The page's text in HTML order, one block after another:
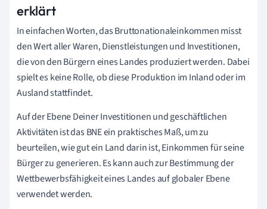
erklärt
In einfachen Worten, das Bruttonationaleinkommen misst
den Wert aller Waren, Dienstleistungen und Investitionen,
die von den Bürgern eines Landes produziert werden. Dabei
spielt es keine Rolle, ob diese Produktion im Inland oder im
Ausland stattfindet.
Auf der Ebene Deiner Investitionen und geschäftlichen
Aktivitäten ist das BNE ein praktisches Maß, um zu
beurteilen, wie gut ein Land darin ist, Einkommen für seine
Bürger zu generieren. Es kann auch zur Bestimmung der
Wettbewerbsfähigkeit eines Landes auf globaler Ebene
verwendet werden.